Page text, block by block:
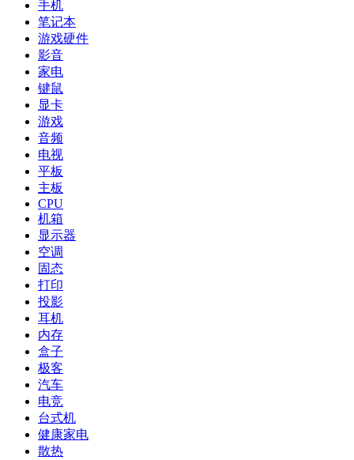
手机
笔记本
游戏硬件
影音
家电
键鼠
显卡
游戏
音频
电视
平板
主板
CPU
机箱
显示器
空调
固态
打印
投影
耳机
内存
盒子
极客
汽车
电竞
台式机
健康家电
散热